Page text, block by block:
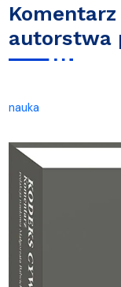
autorstwa
nauka